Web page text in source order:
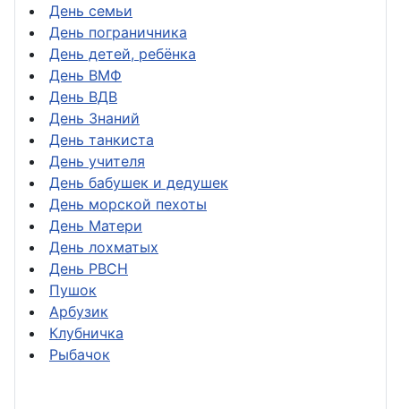
День семьи
День пограничника
День детей, ребёнка
День ВМФ
День ВДВ
День Знаний
День танкиста
День учителя
День бабушек и дедушек
День морской пехоты
День Матери
День лохматых
День РВСН
Пушок
Арбузик
Клубничка
Рыбачок